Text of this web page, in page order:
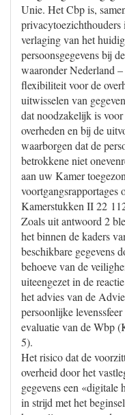
Unie. Het Cbp is,
privacytoezichthouders
verlaging van het
persoonsgegevens bij
waaronder Nederland
flexibiliteit voor de
uitwisselen van
dat noodzakelijk is
overheden en bij de
waarborgen dat de
betrokkene niet
aan uw Kamer
voortgangsrapportages
Kamerstukken II 22
Zoals uit antwoord 2
het binnen de kaders
beschikbare gegevens
behoeve van de
uiteengezet in de
het advies van de
persoonlijke
evaluatie van de Wbp
5).
Het risico dat de
overheid door het
gegevens een
in strijd met het